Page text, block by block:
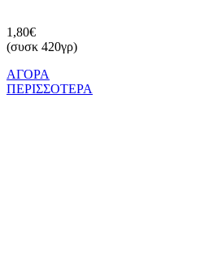
1,80€
(συσκ 420γρ)
ΑΓΟΡΑ
ΠΕΡΙΣΣΟΤΕΡΑ